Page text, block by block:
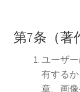
第7条（著
ユーザ
有する
章、画